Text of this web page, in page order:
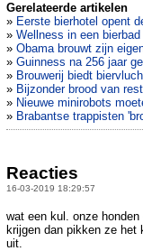
Gerelateerde artikelen
» Eerste bierhotel opent
» Wellness in een bierbad
» Obama brouwt zijn
» Guinness na 256 jaar
» Brouwerij biedt
» Bijzonder brood van
» Nieuwe minirobots
» Brabantse trappisten
Reacties
16-03-2019 18:29:57
wat een kul. onze
krijgen dan pikken ze het
uit.